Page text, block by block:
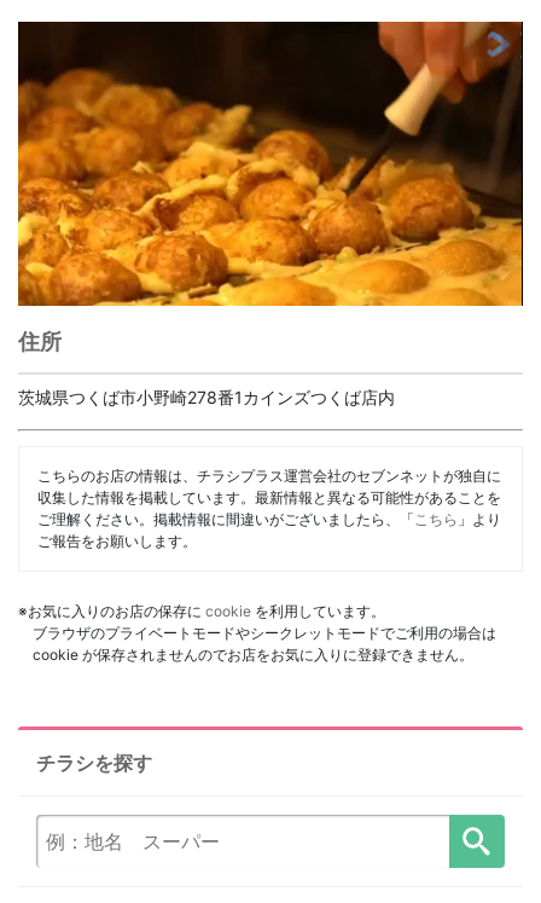
住所
茨城県つくば市小野崎278番1カインズつくば店内
こちらのお店の情報は、チラシプラス運営会社のセブンネットが独自に
収集した情報を掲載しています。最新情報と異なる可能性があることを
ご理解ください。掲載情報に間違いがございましたら、「 こちら 」より
ご報告をお願いします。
※お気に入りのお店の保存に cookie を利用しています。
ブラウザのプライベートモードやシークレットモードでご利用の場合は
cookie が保存されませんのでお店をお気に入りに登録できません。
チラシを探す